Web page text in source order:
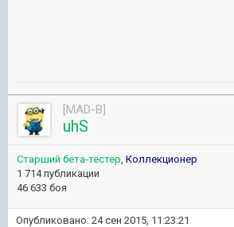
[MAD-B]
uhS
Старший бета-тестер, Коллекционер
1 714 публикации
46 633 боя
Опубликовано: 24 сен 2015, 11:23:21